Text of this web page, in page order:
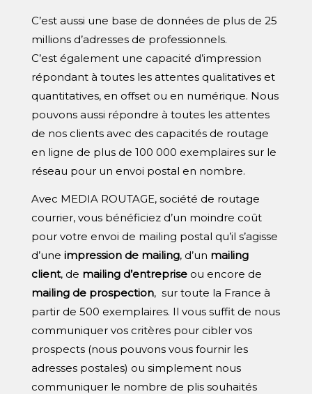
C’est aussi une base de données de plus de 25
millions d’adresses de professionnels.
C’est également une capacité d’impression
répondant à toutes les attentes qualitatives et
quantitatives, en offset ou en numérique. Nous
pouvons aussi répondre à toutes les attentes
de nos clients avec des capacités de routage
en ligne de plus de 100 000 exemplaires sur le
réseau pour un envoi postal en nombre.
Avec MEDIA ROUTAGE, société de routage
courrier, vous bénéficiez d’un moindre coût
pour votre envoi de mailing postal qu’il s’agisse
d’une impression de mailing, d’un mailing
client, de mailing d’entrepriseou encore de
mailing de prospection, sur toute la France à
partir de 500 exemplaires. Il vous suffit de nous
communiquer vos critères pour cibler vos
prospects (nous pouvons vous fournir les
adresses postales) ou simplement nous
communiquer le nombre de plis souhaités